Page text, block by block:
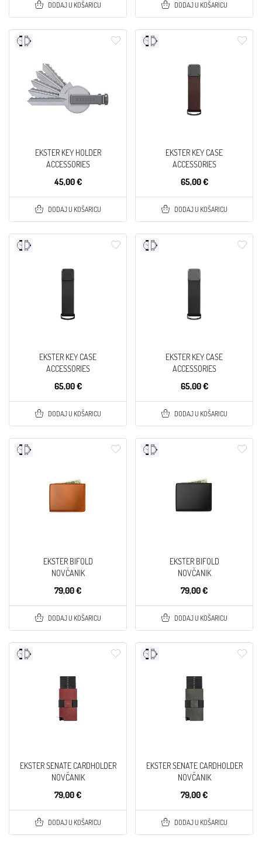
DODAJ U KOŠARICU DODAJ U KOŠARICU
EKSTER KEY HOLDER
ACCESSORIES
45,00 €
DODAJ U KOŠARICU
EKSTER KEY CASE
ACCESSORIES
65,00 €
DODAJ U KOŠARICU
EKSTER KEY CASE
ACCESSORIES
65,00 €
DODAJ U KOŠARICU
EKSTER KEY CASE
ACCESSORIES
65,00 €
DODAJ U KOŠARICU
EKSTER BIFOLD
NOVČANIK
79,00 €
DODAJ U KOŠARICU
EKSTER BIFOLD
NOVČANIK
79,00 €
DODAJ U KOŠARICU
EKSTER SENATE CARDHOLDER
NOVČANIK
79,00 €
DODAJ U KOŠARICU
EKSTER SENATE CARDHOLDER
NOVČANIK
79,00 €
DODAJ U KOŠARICU